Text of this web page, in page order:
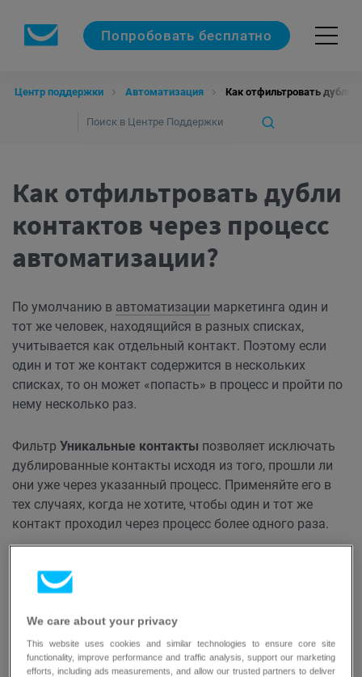
Попробовать бесплатно
Центр поддержки Автоматизация Как отфильтровать дубли
Как отфильтровать дубли
контактов через процесс
автоматизации?
По умолчанию в автоматизации маркетинга один и
тот же человек, находящийся в разных списках,
учитывается как отдельный контакт. Поэтому если
один и тот же контакт содержится в нескольких
списках, то он может «попасть» в процесс и пройти по
нему несколько раз.
Фильтр Уникальные контакты позволяет исключать
дублированные контакты исходя из того, прошли ли
они уже через указанный процесс. Применяйте его в
тех случаях, когда не хотите, чтобы один и тот же
контакт проходил через процесс более одного раза.
отрицательный (красный) выходы. Когда контакты
положительный выход. Если же они попадают в
процесс еще раз в другом списке, то направляются по
отрицательному пути.
We care about your privacy
This website uses cookies and similar technologies to ensure core site
functionality, improve performance and traffic analysis, support our marketing
efforts, including ads measurements, and allow our trusted partners to deliver